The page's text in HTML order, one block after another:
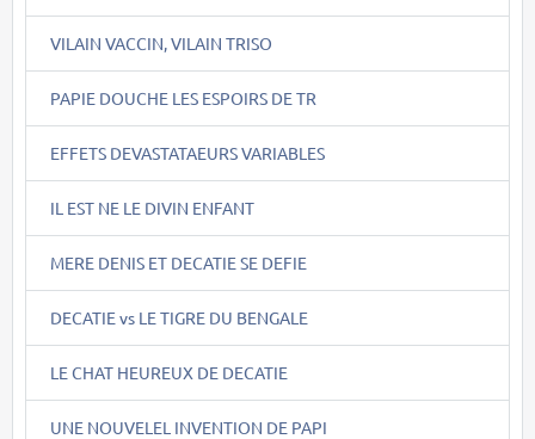
VILAIN VACCIN, VILAIN TRISO
PAPIE DOUCHE LES ESPOIRS DE TR
EFFETS DEVASTATAEURS VARIABLES
IL EST NE LE DIVIN ENFANT
MERE DENIS ET DECATIE SE DEFIE
DECATIE vs LE TIGRE DU BENGALE
LE CHAT HEUREUX DE DECATIE
UNE NOUVELEL INVENTION DE PAPI